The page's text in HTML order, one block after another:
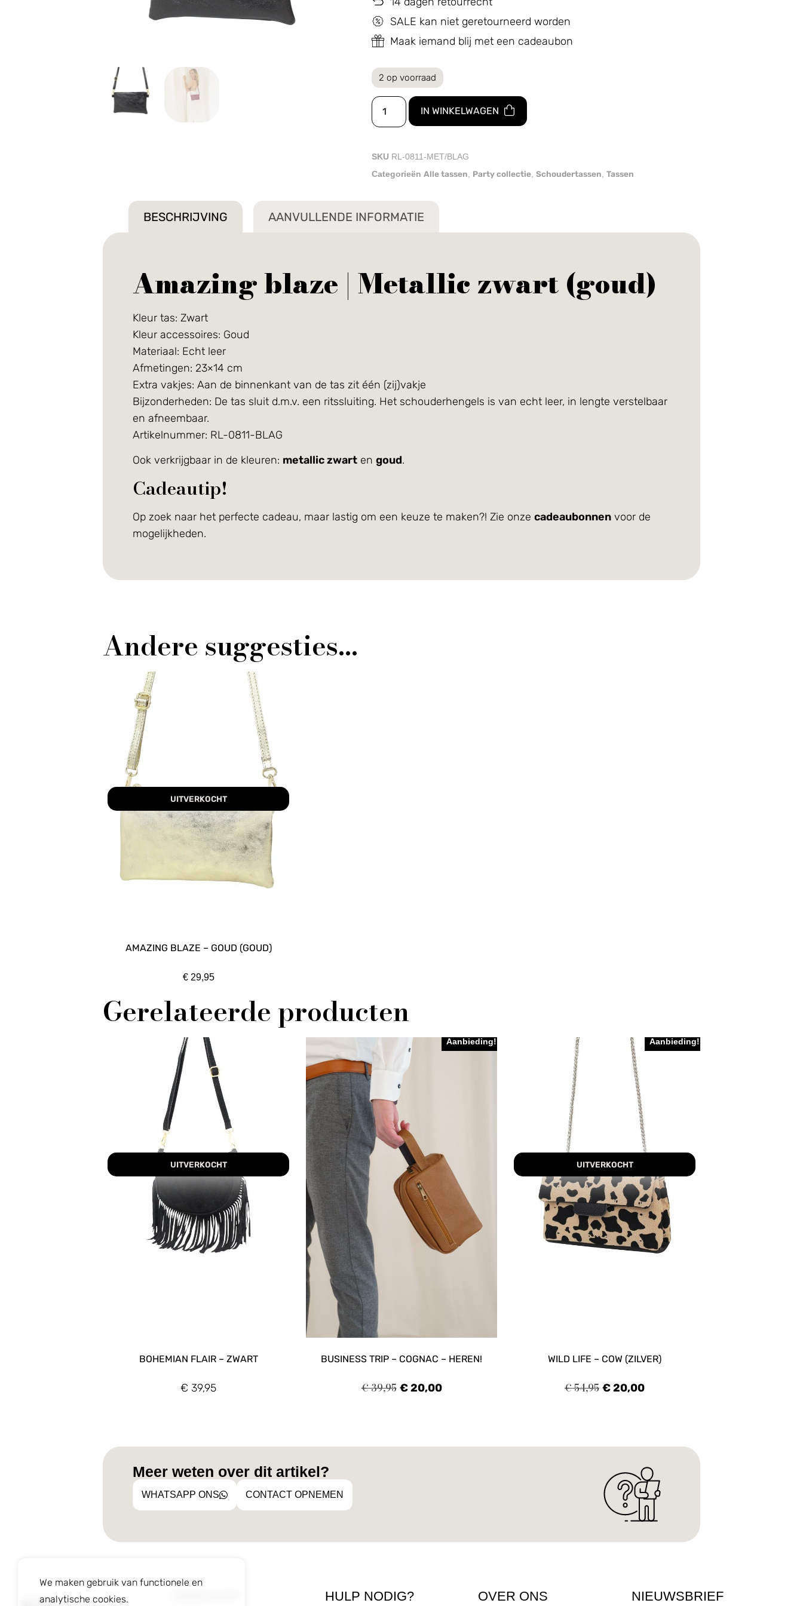
SALE kan niet geretourneerd worden
Maak iemand blij met een cadeaubon
2 op voorraad
IN WINKELWAGEN
SKU RL-0811-MET/BLAG
Categorieën Alle tassen Party collectie Schoudertassen Tassen
BESCHRIJVING AANVULLENDE INFORMATIE
Amazing blaze | Metallic zwart (goud)
Kleur tas: Zwart
Kleur accessoires: Goud
Materiaal: Echt leer
Afmetingen: 23×14 cm
Extra vakjes: Aan de binnenkant van de tas zit één (zij)vakje
Bijzonderheden: De tas sluit d.m.v. een ritssluiting. Het schouderhengels is van echt leer, in lengte verstelbaar
en afneembaar.
Artikelnummer: RL-0811-BLAG
Ook verkrijgbaar in de kleuren: metallic zwart en goud.
Cadeautip!
Op zoek naar het perfecte cadeau, maar lastig om een keuze te maken?! Zie onze cadeaubonnen voor de
mogelijkheden.
Andere suggesties…
UITVERKOCHT
AMAZING BLAZE – GOUD (GOUD)
€29,95
Gerelateerde producten
UITVERKOCHT
BOHEMIAN FLAIR – ZWART
€ 39,95
Aanbieding!
BUSINESS TRIP – COGNAC – HEREN!
€39,95 €20,00
Aanbieding!
UITVERKOCHT
WILD LIFE – COW (ZILVER)
€54,95 €20,00
Meer weten over dit artikel?
WHATSAPP ONS CONTACT OPNEMEN
HULP NODIG? OVER ONS NIEUWSBRIEF
We maken gebruik van functionele en
analytische cookies.